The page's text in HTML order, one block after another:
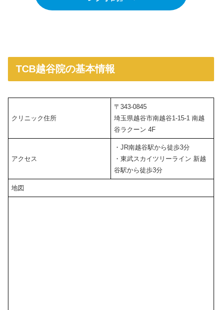
TCB越谷院の基本情報
クリニック住所
〒343-0845
埼玉県越谷市南越谷1-15-1 南越
谷ラクーン 4F
アクセス
・JR南越谷駅から徒歩3分
・東武スカイツリーライン 新越
谷駅から徒歩3分
地図